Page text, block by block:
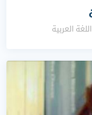
العربية